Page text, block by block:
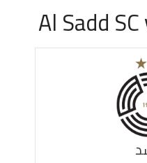
Al Sadd